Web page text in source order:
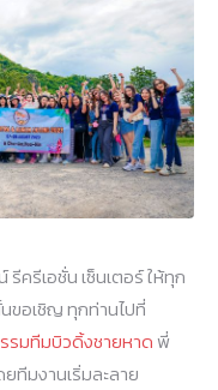
รีครีเอชั่น เซ็นเตอร์ ให้ทุก
ขอเชิญ ทุกท่านไปที่
รมทีมบิวดิ้งชายหาดพี่
ทีมงานเริ่มละลาย